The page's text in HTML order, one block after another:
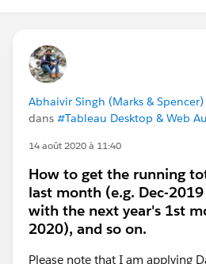
Abhaivir Singh (Marks & Spencer)
dans #Tableau Desktop & Web
14 août 2020 à 11:40
How to get the running
last month (e.g. Dec-
with the next year's 1st
2020), and so on.
Please note that I am applying